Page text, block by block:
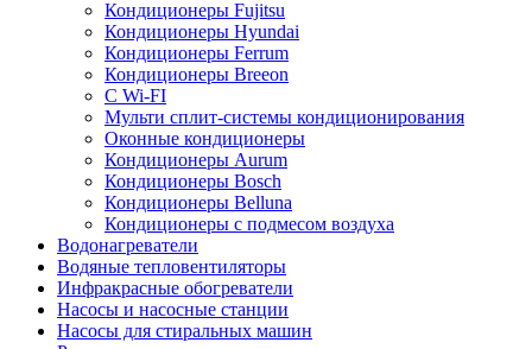
Кондиционеры Fujitsu
Кондиционеры Hyundai
Кондиционеры Ferrum
Кондиционеры Breeon
С Wi-FI
Мульти сплит-системы кондиционирования
Оконные кондиционеры
Кондиционеры Aurum
Кондиционеры Bosch
Кондиционеры Belluna
Кондиционеры с подмесом воздуха
Водонагреватели
Водяные тепловентиляторы
Инфракрасные обогреватели
Насосы и насосные станции
Насосы для стиральных машин